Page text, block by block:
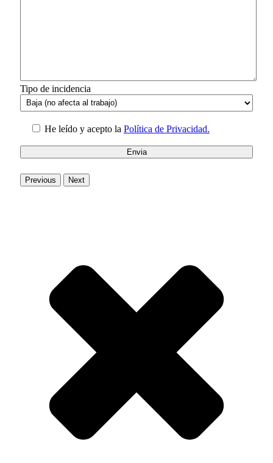
Tipo de incidencia
He leído y acepto la Política de Privacidad.
Previous Next